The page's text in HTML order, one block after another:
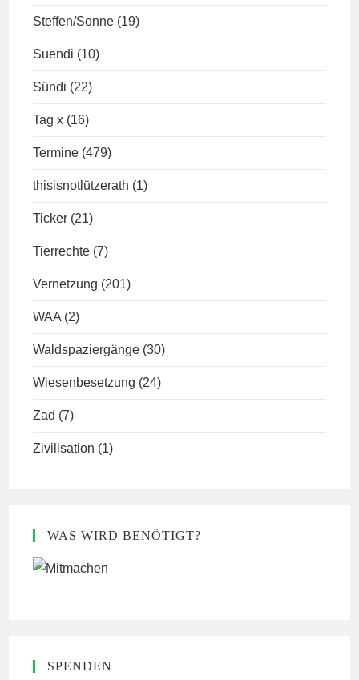
Steffen/Sonne (19)
Suendi (10)
Sündi (22)
Tag x (16)
Termine (479)
thisisnotlützerath (1)
Ticker (21)
Tierrechte (7)
Vernetzung (201)
WAA (2)
Waldspaziergänge (30)
Wiesenbesetzung (24)
Zad (7)
Zivilisation (1)
WAS WIRD BENÖTIGT?
SPENDEN